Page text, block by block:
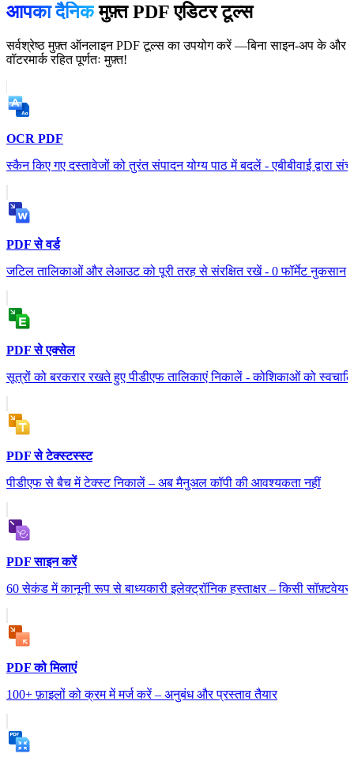
आपका दैनिकमुफ़्त PDF एडिटर टूल्स
सर्वश्रेष्ठ मुफ़्त ऑनलाइन PDF टूल्स का उपयोग करें —बिना साइन-अप के और
वॉटरमार्क रहित पूर्णतः मुफ़्त!
OCR PDF
स्कैन किए गए दस्तावेजों को तुरंत संपादन योग्य पाठ में बदलें - एबीबीवाई द्वारा
PDF से वर्ड
जटिल तालिकाओं और लेआउट को पूरी तरह से संरक्षित रखें - 0 फॉर्मेट नुकसान
PDF से एक्सेल
सूत्रों को बरकरार रखते हुए पीडीएफ तालिकाएं निकालें - कोशिकाओं को
PDF से टेक्स्टस्स्ट
पीडीएफ से बैच में टेक्स्ट निकालें – अब मैनुअल कॉपी की आवश्यकता नहीं
PDF साइन करें
60 सेकंड में कानूनी रूप से बाध्यकारी इलेक्ट्रॉनिक हस्ताक्षर – किसी
PDF को मिलाएं
100+ फ़ाइलों को क्रम में मर्ज करें – अनुबंध और प्रस्ताव तैयार